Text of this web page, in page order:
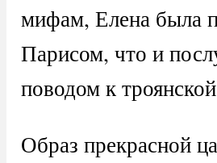
мифам, Елена была
Парисом, что и
поводом к
Образ прекрасной